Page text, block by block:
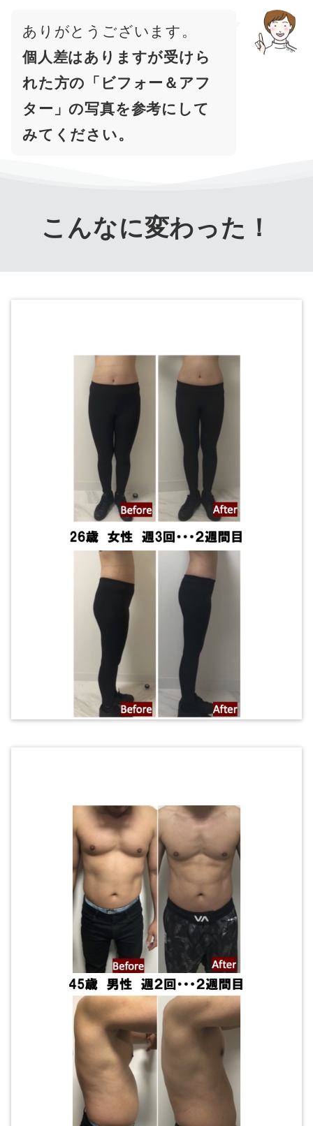
ありがとうございます。
個人差はありますが受けら
れた方の「ビフォー＆アフ
ター」の写真を参考にして
みてください。
こんなに変わった！